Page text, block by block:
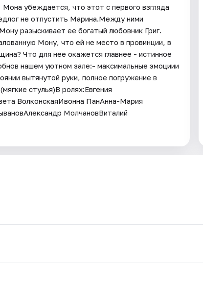
убеждается, что этот с первого взгляда
не отпустить Марина.Между ними
разыскивает ее богатый любовник Григ.
Мону, что ей не место в провинции, в
Что для нее окажется главнее - истинное
нашем уютном зале:- максимальные эмоциии
вытянутой руки, полное погружение в
стулья)В ролях:Евгения
ВолконскаяИвонна ПанАнна-Мария
МолчановВиталий